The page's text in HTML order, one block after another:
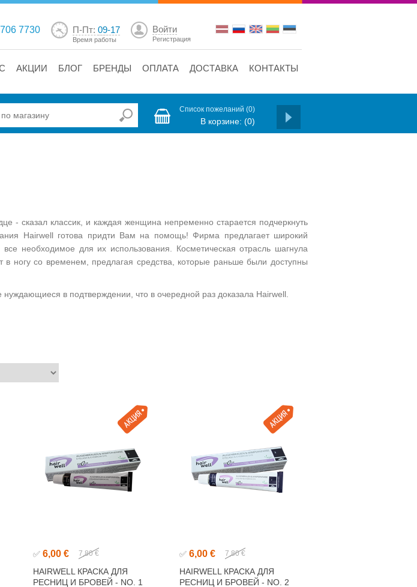
7730 П-Пт: 09-17
Время работы
Войти
Регистрация
АКЦИИ БЛОГ БРЕНДЫ ОПЛАТА ДОСТАВКА КОНТАКТЫ
Список пожеланий (0)
В корзине: (0)
- сказал классик, и каждая женщина непременно старается подчеркнуть
Hairwell готова придти Вам на помощь! Фирма предлагает широкий
необходимое для их использования. Косметическая отрасль шагнула
в ногу со временем, предлагая средства, которые раньше были доступны
нуждающиеся в подтверждении, что в очередной раз доказала Hairwell.
✅ 6,00 € 7,80 €
HAIRWELL КРАСКА ДЛЯ
РЕСНИЦ И БРОВЕЙ - NO. 1
✅ 6,00 € 7,80 €
HAIRWELL КРАСКА ДЛЯ
РЕСНИЦ И БРОВЕЙ - NO. 2